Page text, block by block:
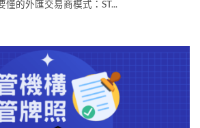
懂的外匯交易商模式：ST...